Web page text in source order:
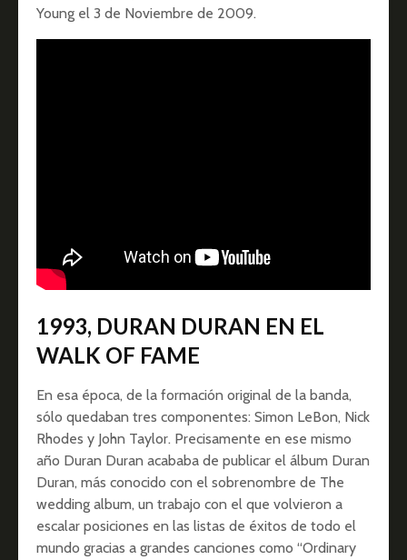
Young el 3 de Noviembre de 2009.
1993, DURAN DURAN EN EL
WALK OF FAME
En esa época, de la formación original de la banda,
sólo quedaban tres componentes: Simon LeBon, Nick
Rhodes y John Taylor. Precisamente en ese mismo
año Duran Duran acababa de publicar el álbum Duran
Duran, más conocido con el sobrenombre de The
wedding album, un trabajo con el que volvieron a
escalar posiciones en las listas de éxitos de todo el
mundo gracias a grandes canciones como “Ordinary